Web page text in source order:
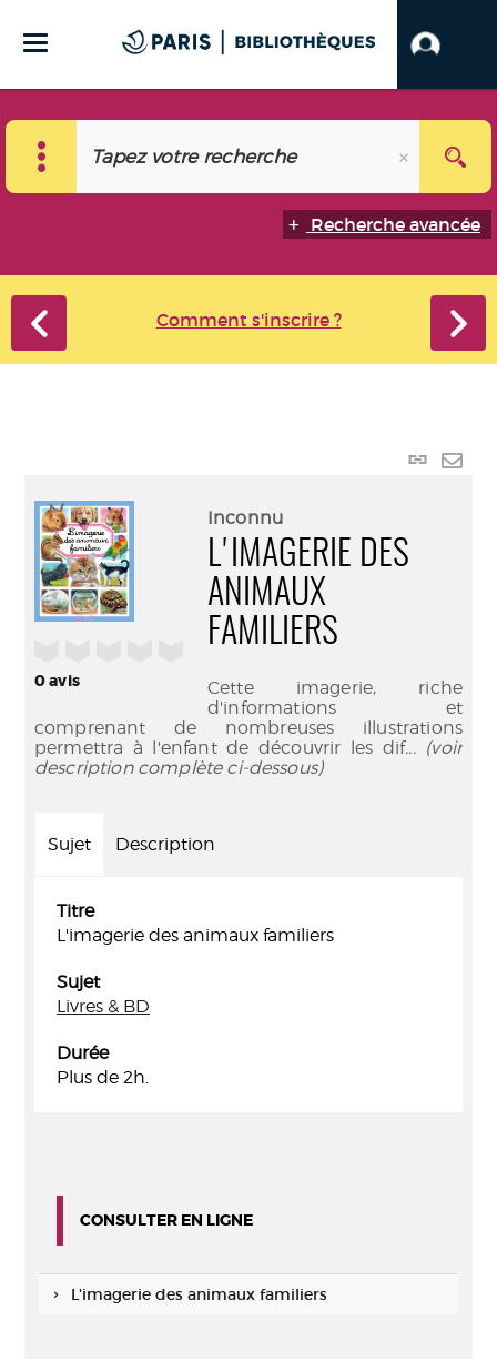
Recherche avancée
Comment s'inscrire ?
Lien
0avis
Inconnu
L'IMAGERIE DES
ANIMAUX
FAMILIERS
Cette imagerie, riche
d'informations et
comprenant de nombreuses illustrations
permettra à l'enfant de découvrir les dif... (voir
description complète ci-dessous)
Sujet Description
Titre
L'imagerie des animaux familiers
Sujet
Livres & BD
Durée
Plus de 2h.
CONSULTER EN LIGNE
L'imagerie des animaux familiers